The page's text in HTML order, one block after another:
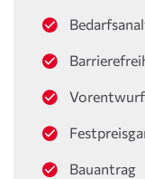
bereits im
einem
Bauantrag